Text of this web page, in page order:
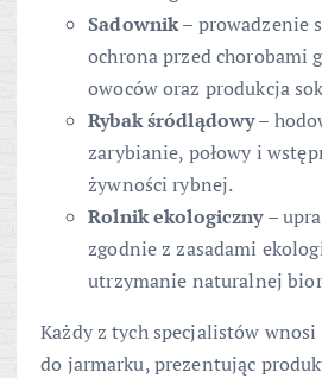
Sadownik– prowadzenie
ochrona przed chorobami
owoców oraz produkcja
Rybak śródlądowy–
zarybianie, połowy i
żywności rybnej.
Rolnik ekologiczny–
zgodnie z zasadami
utrzymanie naturalnej
Każdy z tych specjalistów wnosi
do jarmarku, prezentując